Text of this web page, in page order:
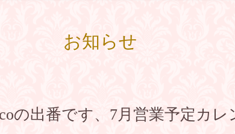
お知らせ
の出番です、7月営業予定カレ